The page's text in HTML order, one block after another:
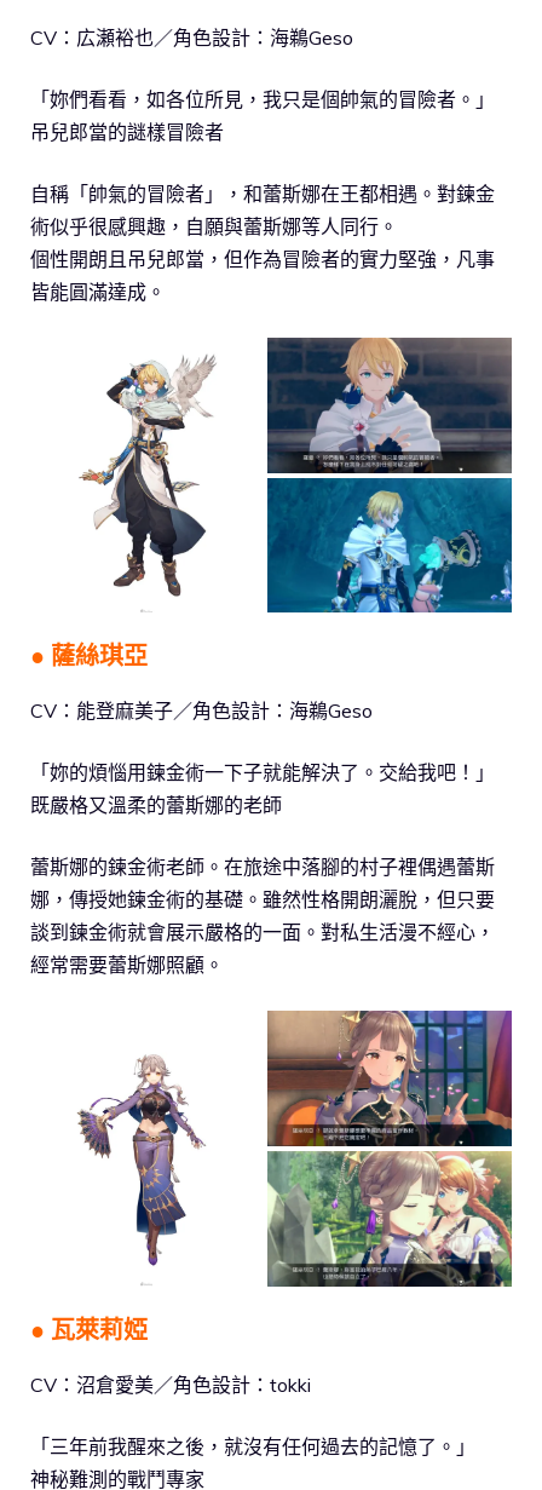
CV：広瀬裕也／角色設計：海鵜Geso
「妳們看看，如各位所見，我只是個帥氣的冒險者。」
吊兒郎當的謎樣冒險者
自稱「帥氣的冒險者」，和蕾斯娜在王都相遇。對鍊金
術似乎很感興趣，自願與蕾斯娜等人同行。
個性開朗且吊兒郎當，但作為冒險者的實力堅強，凡事
皆能圓滿達成。
● 薩絲琪亞
CV：能登麻美子／角色設計：海鵜Geso
「妳的煩惱用鍊金術一下子就能解決了。交給我吧！」
既嚴格又溫柔的蕾斯娜的老師
蕾斯娜的鍊金術老師。在旅途中落腳的村子裡偶遇蕾斯
娜，傳授她鍊金術的基礎。雖然性格開朗灑脫，但只要
談到鍊金術就會展示嚴格的一面。對私生活漫不經心，
經常需要蕾斯娜照顧。
● 瓦萊莉婭
CV：沼倉愛美／角色設計：tokki
「三年前我醒來之後，就沒有任何過去的記憶了。」
神秘難測的戰鬥專家